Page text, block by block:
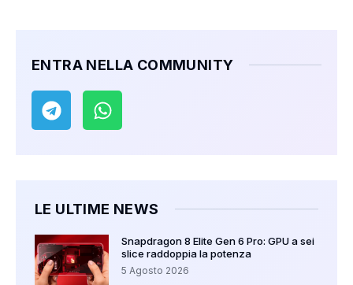
ENTRA NELLA COMMUNITY
LE ULTIME NEWS
Snapdragon 8 Elite Gen 6 Pro: GPU a sei
slice raddoppia la potenza
5 Agosto 2026